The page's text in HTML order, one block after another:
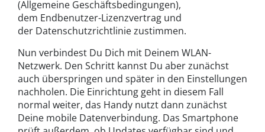
(Allgemeine Geschäftsbedingungen),
dem Endbenutzer-Lizenzvertrag und
der Datenschutzrichtlinie zustimmen.
Nun verbindest Du Dich mit Deinem WLAN-
Netzwerk. Den Schritt kannst Du aber zunächst
auch überspringen und später in den Einstellungen
nachholen. Die Einrichtung geht in diesem Fall
normal weiter, das Handy nutzt dann zunächst
Deine mobile Datenverbindung. Das Smartphone